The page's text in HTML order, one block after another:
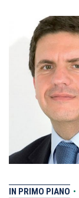
IN PRIMO PIANO •